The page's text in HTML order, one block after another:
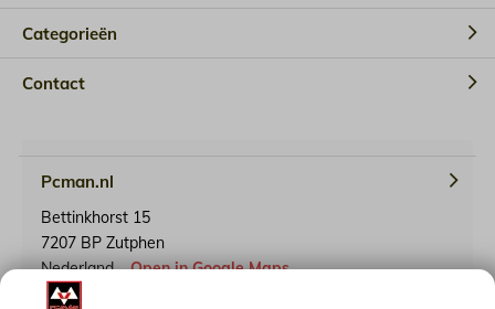
Categorieën
Contact
Pcman.nl
Bettinkhorst 15
7207 BP Zutphen
Nederland
Open in Google Maps